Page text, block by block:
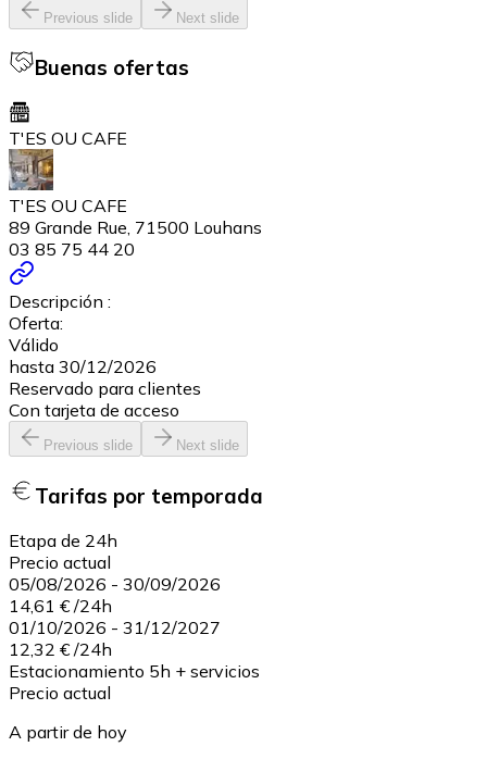
Previous slide Next slide
Buenas ofertas
T'ES OU CAFE
T'ES OU CAFE
89 Grande Rue, 71500 Louhans
03 85 75 44 20
Descripción :
Oferta:
Válido
hasta 30/12/2026
Reservado para clientes
Con tarjeta de acceso
Previous slide Next slide
Tarifas por temporada
Etapa de 24h
Precio actual
05/08/2026 - 30/09/2026
14,61 € /24h
01/10/2026 - 31/12/2027
12,32 € /24h
Estacionamiento 5h + servicios
Precio actual
A partir de hoy